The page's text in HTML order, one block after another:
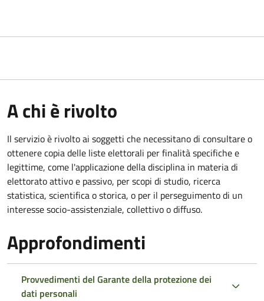
A chi è rivolto
Il servizio è rivolto ai soggetti che necessitano di consultare o
ottenere copia delle liste elettorali per finalità specifiche e
legittime, come l'applicazione della disciplina in materia di
elettorato attivo e passivo, per scopi di studio, ricerca
statistica, scientifica o storica, o per il perseguimento di un
interesse socio-assistenziale, collettivo o diffuso.
Approfondimenti
Provvedimenti del Garante della protezione dei
dati personali